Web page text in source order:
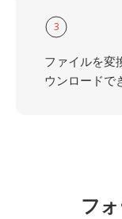
3
ファイルを変
ウンロードで
フ